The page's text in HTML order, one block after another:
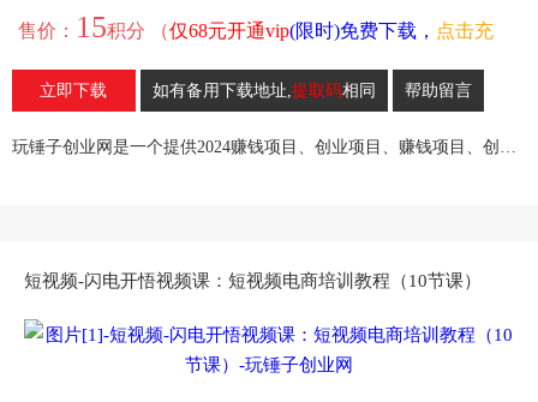
售价： 15积分 （仅68元开通vip(限时)免费下载， 点击充
）
立即下载 如有备用下载地址,提取码相同 帮助留言
玩锤子创业网是一个提供2024赚钱项目、创业项目、赚钱项目、创业赚钱教程、引流教程的创业网,欢迎来玩锤子创业网！
短视频-闪电开悟视频课：短视频电商培训教程（10节课）